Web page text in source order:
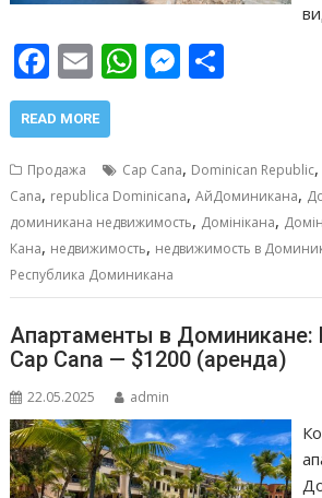
F
ac
e
b
o
o
k
E
m
ai
W
s
A
p
p
M
e
n
g
р
а
в
т
ь
READ MORE
Продажа Cap Cana, Dominican Republic,
Cana, republica Dominicana,АйДоминикана,
доминикана недвижимость, Домінікана,
Кана, недвижимость, недвижимость в
Республика Доминикана
Апартаменты в Доминикане:
Cap Cana — $1200 (аренда)
22.05.2025 admin